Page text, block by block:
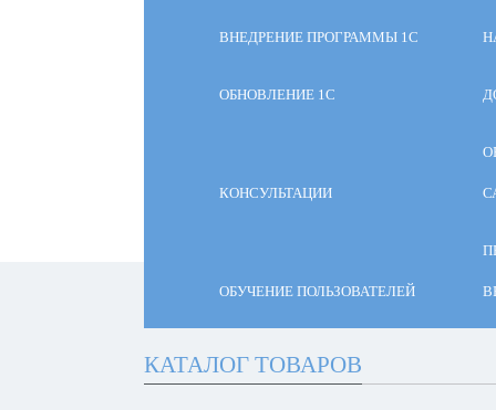
ВНЕДРЕНИЕ ПРОГРАММЫ 1С
ОБНОВЛЕНИЕ 1С
КОНСУЛЬТАЦИИ
ОБУЧЕНИЕ ПОЛЬЗОВАТЕЛЕЙ
КАТАЛОГ ТОВАРОВ